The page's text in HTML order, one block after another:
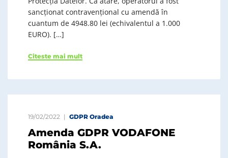
sancționat contravențional cu amendă în
cuantum de 4948.80 lei (echivalentul a 1.000
EURO). […]
Citeste mai mult
19/02/2022 GDPR Oradea
Amenda GDPR VODAFONE
România S.A.